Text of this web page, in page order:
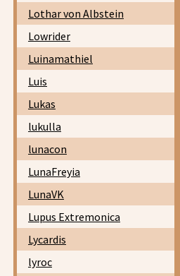
Lothar von Albstein
Lowrider
Luinamathiel
Luis
Lukas
lukulla
lunacon
LunaFreyia
LunaVK
Lupus Extremonica
Lycardis
lyroc